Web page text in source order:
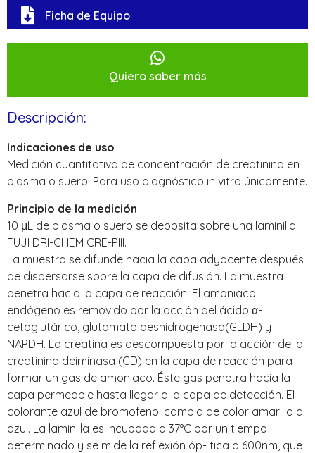
Ficha de Equipo
Quiero saber más
Descripción:
Indicaciones de uso
Medición cuantitativa de concentración de creatinina en
plasma o suero. Para uso diagnóstico in vitro únicamente.
Principio de la medición
10 μL de plasma o suero se deposita sobre una laminilla
FUJI DRI-CHEM CRE-PIII.
La muestra se difunde hacia la capa adyacente después
de dispersarse sobre la capa de difusión. La muestra
penetra hacia la capa de reacción. El amoniaco
endógeno es removido por la acción del ácido α-
cetoglutárico, glutamato deshidrogenasa(GLDH) y
NAPDH. La creatina es descompuesta por la acción de la
creatinina deiminasa (CD) en la capa de reacción para
formar un gas de amoniaco. Éste gas penetra hacia la
capa permeable hasta llegar a la capa de detección. El
colorante azul de bromofenol cambia de color amarillo a
azul. La laminilla es incubada a 37°C por un tiempo
determinado y se mide la reflexión óp- tica a 600nm, que